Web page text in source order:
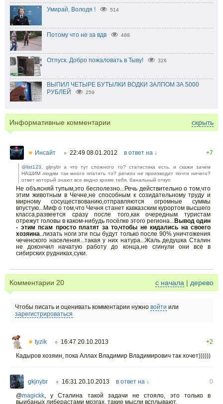
Умирай, Володя ! 514
Потому что не за вдв 488
Отпуск. Добро пожаловать в Тыву! 326
ВЫПИЛ ЧЕТЫРЕ БУТЫЛКИ ВОДКИ ЗАЛПОМ ЗА 5000
РУБЛЕЙ
259
Информативные комментарии скрыть
★ Инсайт ○ 22:49 08.01.2012 в ответ на ↓ +7
@list123 , gljnybr а что тут сложного то? статистика есть. и скажи зачем
НАШИМ людям так много платить то? регион не производит почти ничего?
ответ который знают все видно кроме тебя, банальный откуп
Не объясняй тупым,это бесполезно...Речь действительно о том,что
этим животным в Чечне,не способным к созидательному труду и
мирному сосуществованию,отправляются огромные суммы
впустую...Миф о том,что Чечня станет кавказским курортом высшего
класса,развеется сразу после того,как очередным туристам
отрежут головы в каком-нибудь посёлке этого региона... Вывод один
- этим псам просто платят за то,чтобы не кидались на своего
хозяина ..лизать ноги эти псы будут только после 90% уничтожения
чеченского населения...такая у них натура...Жаль дедушка Сталин
не докончил начатую работу до конца,не сгинули они все в
сибирских рудниках,суки.
Комментарии 20 с начала | дерево
Чтобы писать и оценивать комментарии нужно войти или
зарегистрироваться
★ tyzik ○ 16:47 20.10.2013
+2
Кадыров хозяин, пока Аллах Владимир Владимирович так хочет))))))
gkjnybr ○ 16:31 20.10.2013 в ответ на ↓
0
@magickk ,у Сталина такой задачи не стояло, это только в
выибаных либерастами мозгах, такие мысли всплывают.